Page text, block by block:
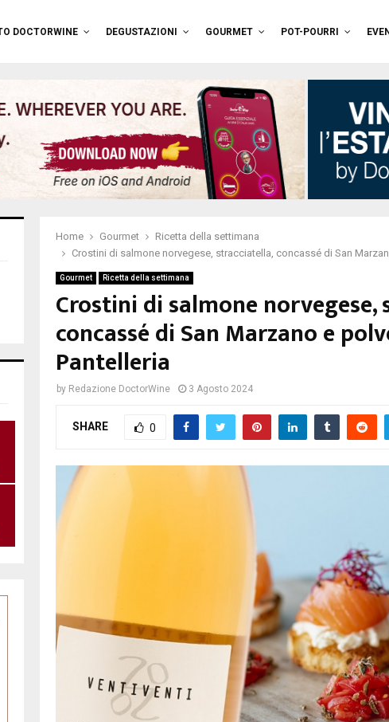
DOCTORWINE DEGUSTAZIONI GOURMET POT-POURRI
Home Gourmet
Ricetta della settimana
Crostini di salmone norvegese, stracciatella, concassé di San
Gourmet Ricetta della settimana
Crostini di salmone norvegese,
concassé di San Marzano e
Pantelleria
by Redazione DoctorWine 3 Agosto 2024
SHARE 0